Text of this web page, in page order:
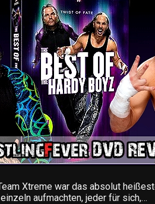
Xtreme war das absolut
aufmachten, jeder für sich,…